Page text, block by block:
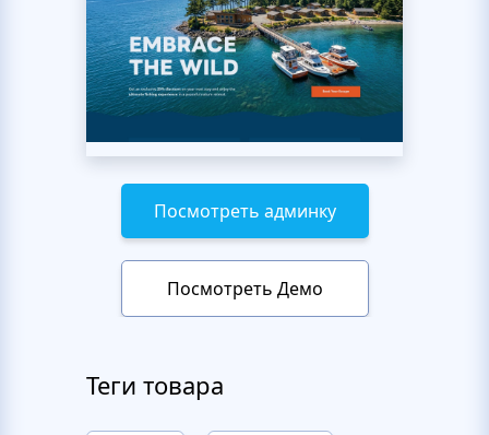
Посмотреть админку
Посмотреть Демо
Теги товара